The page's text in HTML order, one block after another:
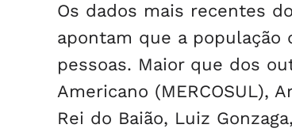
Os dados mais recentes
apontam que a população
pessoas. Maior que dos
Americano (MERCOSUL),
Rei do Baião, Luiz